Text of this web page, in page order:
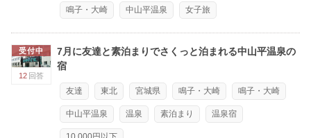
鳴子・大崎 中山平温泉 女子旅
受付中
12 回答
7月に友達と素泊まりでさくっと泊まれる中山平温泉の
宿
友達 東北 宮城県 鳴子・大崎 鳴子・大崎
中山平温泉 温泉 素泊まり 温泉宿